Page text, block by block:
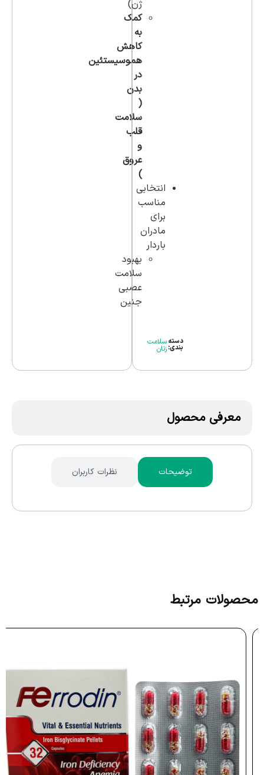
ژن)
کمک
به
کاهش
هموسیستئین
در
بدن
(
سلامت
قلب
و
عروق
)
انتخابی
مناسب
برای
مادران
باردار
بهبود
سلامت
عصبی
جنین
سلامت
زنان
دسته
بندی:
معرفی محصول
توضیحات نظرات کاربران
محصولات مرتبط